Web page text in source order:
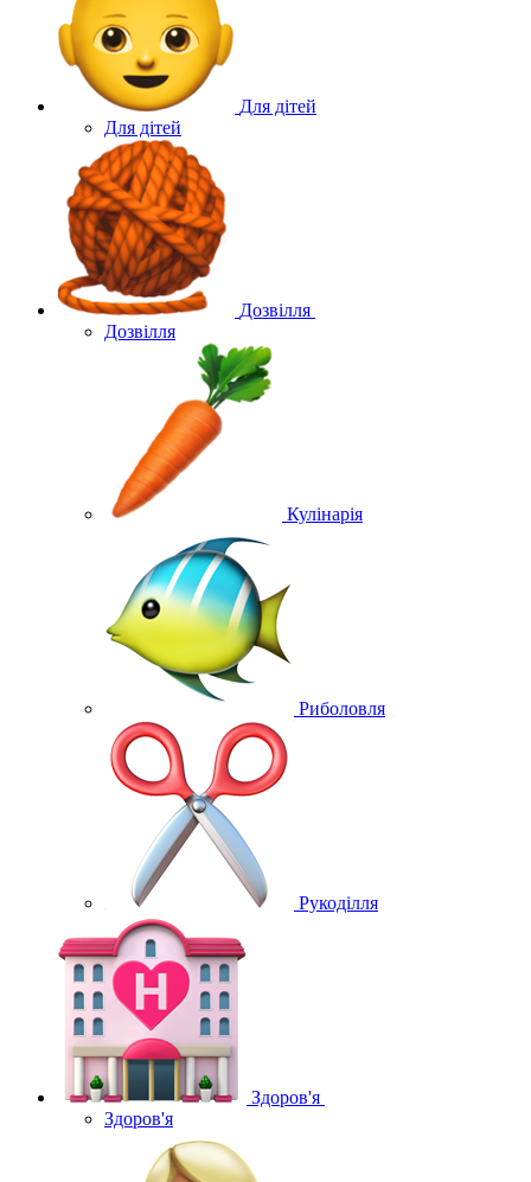
Для дітей
Для дітей
Дозвілля
Дозвілля
Кулінарія
Риболовля
Рукоділля
Здоров'я
Здоров'я